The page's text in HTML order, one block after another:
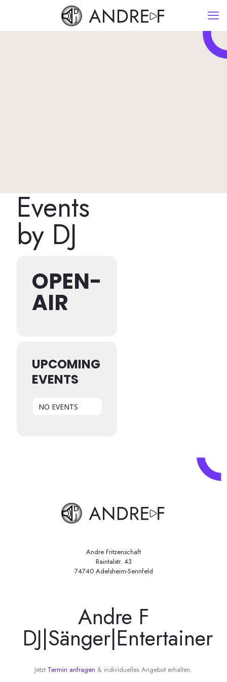
Events
by DJ
OPEN-
AIR
UPCOMING
EVENTS
NO EVENTS
Andre Fritzenschaft
Raintalstr. 43
74740 Adelsheim-Sennfeld
Andre F
DJ|Sänger|Entertainer
Jetzt Termin anfragen & individuelles Angebot erhalten.